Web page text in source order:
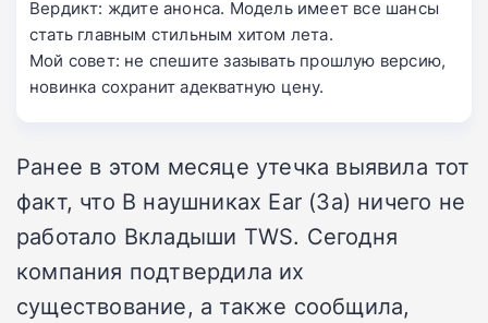
Вердикт: ждите анонса. Модель имеет все шансы
стать главным стильным хитом лета.
Мой совет: не спешите зазывать прошлую версию,
новинка сохранит адекватную цену.
Ранее в этом месяце утечка выявила тот
факт, что В наушниках Ear (3a) ничего не
работало Вкладыши TWS. Сегодня
компания подтвердила их
существование, а также сообщила,